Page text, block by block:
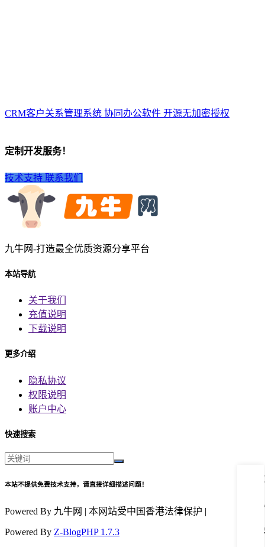
CRM客户关系管理系统 协同办公软件 开源无加密授权
定制开发服务！
技术支持 联系我们
九牛网-打造最全优质资源分享平台
本站导航
关于我们
充值说明
下载说明
更多介绍
隐私协议
权限说明
账户中心
快速搜索
本站不提供免费技术支持，请直接详细描述问题！
Powered By 九牛网 | 本网站受中国香港法律保护 |
Powered By Z-BlogPHP 1.7.3